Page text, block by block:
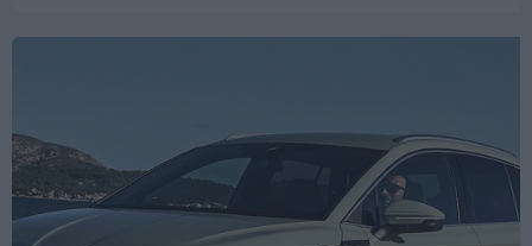
alapfelszereltségében is többet nyújt,